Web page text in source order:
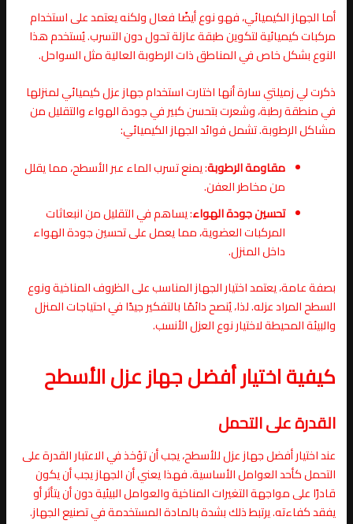
أما الجهاز الكيميائي، فهو نوع أيضًا فعال ولكنه يعتمد على استخدام
مركبات كيميائية لتكوين طبقة عازلة تحول دون التسرب. يُستخدم هذا
النوع بشكل خاص في المناطق ذات الرطوبة العالية مثل السواحل.
ذكرت لي زميلتي سارة أنها اختارت استخدام جهاز عزل كيميائي لمنزلها
في منطقة رطبة، وشعرت بتحسن كبير في جودة الهواء والتقليل من
مشاكل الرطوبة. تشمل فوائد الجهاز الكيميائي:
مقاومة الرطوبة: يمنع تسرب الماء عبر الأسطح، مما يقلل
من مخاطر العفن.
تحسين جودة الهواء: يساهم في التقليل من انبعاثات
المركبات العضوية، مما يعمل على تحسين جودة الهواء
داخل المنزل.
بصفة عامة، يعتمد اختيار الجهاز المناسب على الظروف المناخية ونوع
السطح المراد عزله. لذا، يُنصح دائمًا بالتفكير جيدًا في احتياجات المنزل
والبيئة المحيطة لاختيار نوع العزل الأنسب.
كيفية اختيار أفضل جهاز عزل الأسطح
القدرة على التحمل
عند اختيار أفضل جهاز عزل للأسطح، يجب أن تؤخذ في الاعتبار القدرة على
التحمل كأحد العوامل الأساسية. فهذا يعني أن الجهاز يجب أن يكون
قادرًا على مواجهة التغيرات المناخية والعوامل البيئية دون أن يتأثر أو
يفقد كفاءته. يرتبط ذلك بشدة بالمادة المستخدمة في تصنيع الجهاز.